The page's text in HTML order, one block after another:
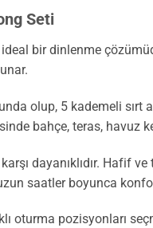
Seti
bir dinlenme
olup, 5 kademeli sırt
bahçe, teras, havuz
dayanıklıdır.
saatler boyunca
oturma pozisyonları